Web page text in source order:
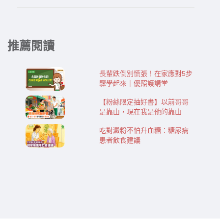
推薦閱讀
長輩跌倒別慌張！在家應對5步
驟學起來｜優照護講堂
【粉絲限定抽好書】以前哥哥
是靠山，現在我是他的靠山
吃對澱粉不怕升血糖：糖尿病
患者飲食建議